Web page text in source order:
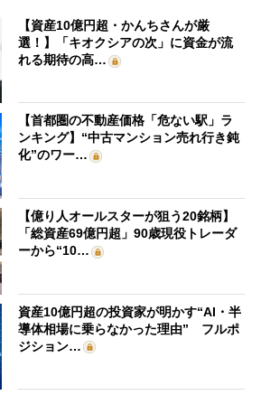
【資産10億円超・かんちさんが厳
選！】「キオクシアの次」に資金が流
れる期待の高…
【首都圏の不動産価格「危ない駅」ラ
ンキング】“中古マンション売れ行き鈍
化”のワー…
【億り人オールスターが狙う20銘柄】
「総資産69億円超」90歳現役トレーダ
ーから“10…
資産10億円超の投資家が明かす“AI・半
導体相場に乗らなかった理由” フルポ
ジション…